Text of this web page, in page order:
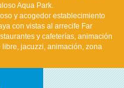
Aqua Park.
y acogedor establecimiento
con vistas al arrecife Far
y cafeterías, animación
jacuzzi, animación, zona